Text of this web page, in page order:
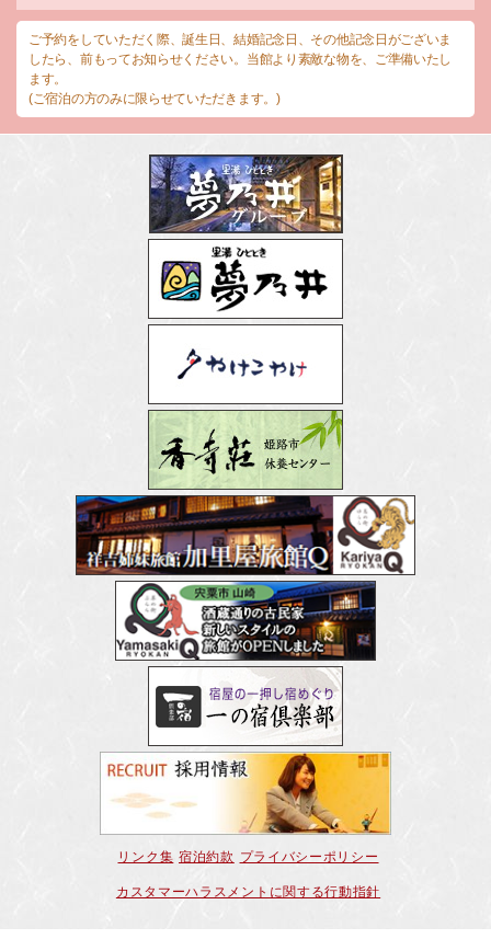
ご予約をしていただく際、誕生日、結婚記念日、その他記念日がございま
したら、前もってお知らせください。当館より素敵な物を、ご準備いたし
ます。
(ご宿泊の方のみに限らせていただきます。)
リンク集 宿泊約款 プライバシーポリシー
カスタマーハラスメントに関する行動指針